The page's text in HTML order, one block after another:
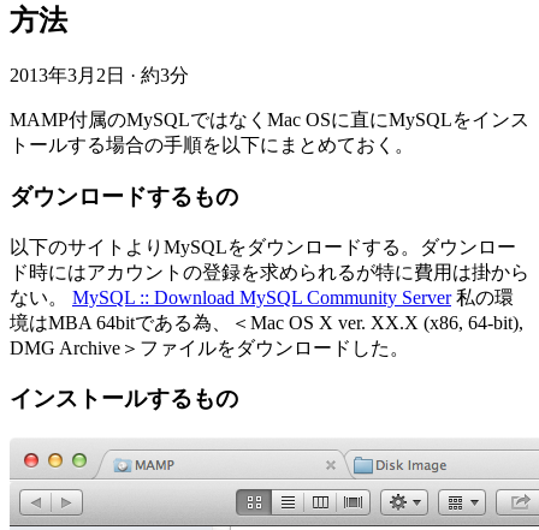
方法
2013年3月2日 · 約3分
MAMP付属のMySQLではなくMac OSに直にMySQLをインス
トールする場合の手順を以下にまとめておく。
ダウンロードするもの
以下のサイトよりMySQLをダウンロードする。ダウンロー
ド時にはアカウントの登録を求められるが特に費用は掛から
ない。 MySQL :: Download MySQL Community Server私の環
境はMBA 64bitである為、＜Mac OS X ver. XX.X (x86, 64-bit),
DMG Archive＞ファイルをダウンロードした。
インストールするもの